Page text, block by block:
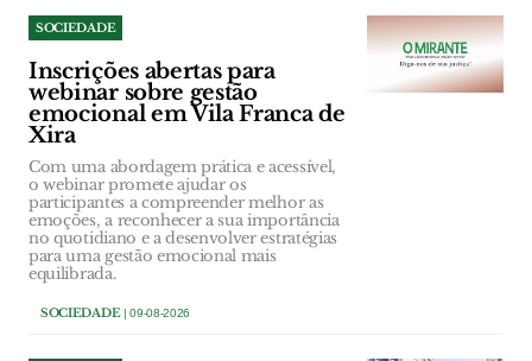
SOCIEDADE
Inscrições abertas para
webinar sobre gestão
emocional em Vila Franca de
Xira
Com uma abordagem prática e acessível,
o webinar promete ajudar os
participantes a compreender melhor as
emoções, a reconhecer a sua importância
no quotidiano e a desenvolver estratégias
para uma gestão emocional mais
equilibrada.
SOCIEDADE| 09-08-2026